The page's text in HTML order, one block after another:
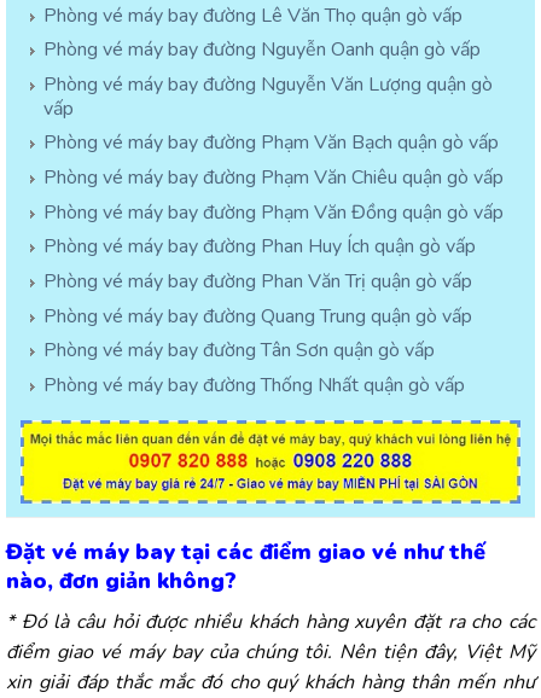
Phòng vé máy bay đường Lê Văn Thọ quận gò vấp
Phòng vé máy bay đường Nguyễn Oanh quận gò vấp
Phòng vé máy bay đường Nguyễn Văn Lượng quận gò
vấp
Phòng vé máy bay đường Phạm Văn Bạch quận gò vấp
Phòng vé máy bay đường Phạm Văn Chiêu quận gò vấp
Phòng vé máy bay đường Phạm Văn Đồng quận gò vấp
Phòng vé máy bay đường Phan Huy Ích quận gò vấp
Phòng vé máy bay đường Phan Văn Trị quận gò vấp
Phòng vé máy bay đường Quang Trung quận gò vấp
Phòng vé máy bay đường Tân Sơn quận gò vấp
Phòng vé máy bay đường Thống Nhất quận gò vấp
Đặt vé máy bay tại các điểm giao vé như thế
nào, đơn giản không?
* Đó là câu hỏi được nhiều khách hàng xuyên đặt ra cho các
điểm giao vé máy bay của chúng tôi. Nên tiện đây, Việt Mỹ
xin giải đáp thắc mắc đó cho quý khách hàng thân mến như